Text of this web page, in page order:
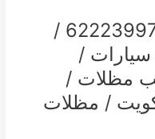
حداد مظلات بالكويت / 62223997 /
/
مظلات /
/ مظلات